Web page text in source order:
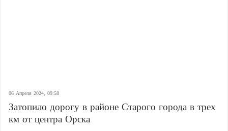
06 Апреля 2024, 09:58
Затопило дорогу в районе Старого города в трех
км от центра Орска